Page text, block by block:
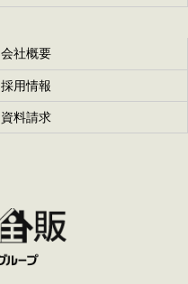
会社概要
採用情報
資料請求